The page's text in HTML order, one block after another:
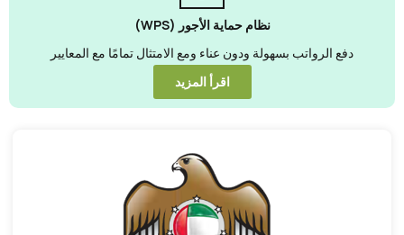
نظام حماية الأجور (WPS)
دفع الرواتب بسهولة ودون عناء ومع الامتثال تمامًا مع المعايير
اقرأ المزيد